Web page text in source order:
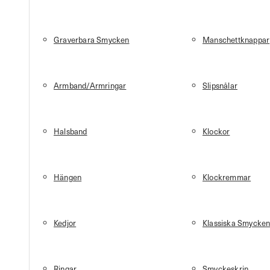
Graverbara Smycken
Armband/Armringar
Halsband
Hängen
Kedjor
Manschettknappar
Slipsnålar
Klockor
Klockremmar
Klassiska Smycken